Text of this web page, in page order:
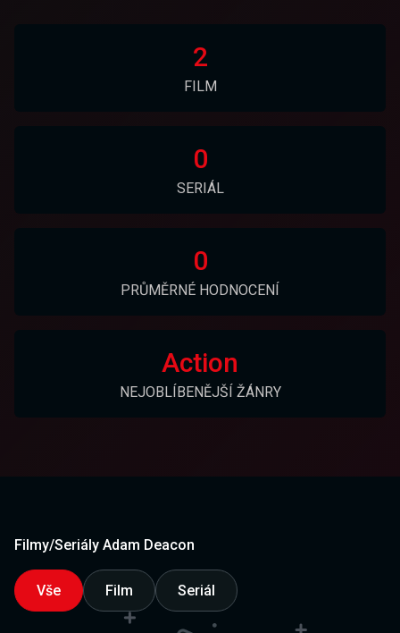
2
FILM
0
SERIÁL
0
PRŮMĚRNÉ HODNOCENÍ
Action
NEJOBLÍBENĚJŠÍ ŽÁNRY
Filmy/Seriály Adam Deacon
Vše Film Seriál